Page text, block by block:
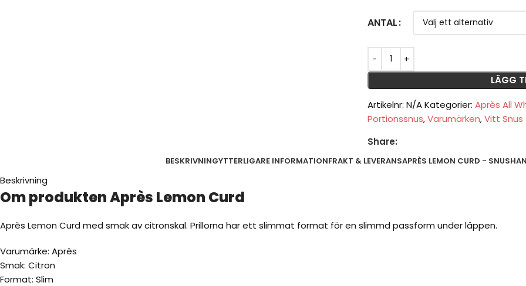
ANTAL
LÄGG
Artikelnr: N/AKategorier: Après All
Portionssnus,Varumärken,Vitt Snus
Share:
BESKRIVNINGYTTERLIGARE INFORMATIONFRAKT & LEVERANSAPRÈS LEMON CURD -
Beskrivning
Om produkten Après Lemon Curd
Après Lemon Curd med smak av citronskal. Prillorna har ett slimmat format för en slimmd passform under läppen.
Varumärke: Après
Smak: Citron
Format: Slim